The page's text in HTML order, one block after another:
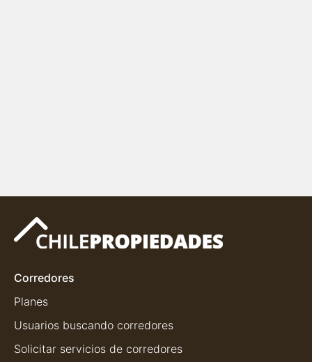
Corredores
Planes
Usuarios buscando corredores
Solicitar servicios de corredores